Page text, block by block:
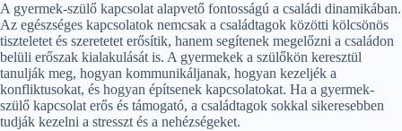
A gyermek-szülő kapcsolat alapvető fontosságú a családi dinamikában.
Az egészséges kapcsolatok nemcsak a családtagok közötti kölcsönös
tiszteletet és szeretetet erősítik, hanem segítenek megelőzni a családon
belüli erőszak kialakulását is. A gyermekek a szülőkön keresztül
tanulják meg, hogyan kommunikáljanak, hogyan kezeljék a
konfliktusokat, és hogyan építsenek kapcsolatokat. Ha a gyermek-
szülő kapcsolat erős és támogató, a családtagok sokkal sikeresebben
tudják kezelni a stresszt és a nehézségeket.